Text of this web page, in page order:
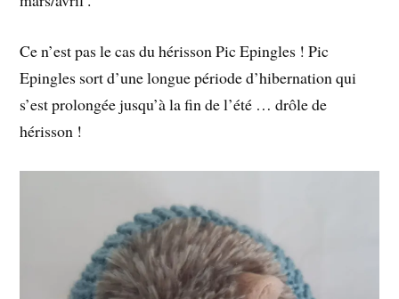
Ce n’est pas le cas du hérisson Pic Epingles ! Pic
Epingles sort d’une longue période d’hibernation qui
s’est prolongée jusqu’à la fin de l’été … drôle de
hérisson !